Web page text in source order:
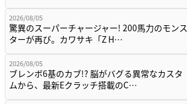
2026/08/05
驚異のスーパーチャージャー! 200馬力のモンス
ターが再び。カワサキ「Z H…
2026/08/05
ブレンボ6基のカブ!? 脳がバグる異常なカスタ
ムから、最新Eクラッチ搭載のC…